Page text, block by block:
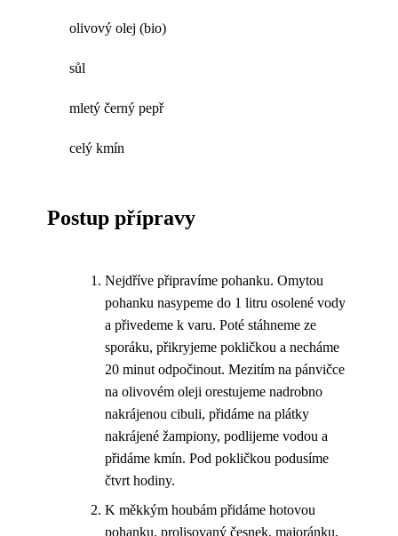
olivový olej (bio)
sůl
mletý černý pepř
celý kmín
Postup přípravy
Nejdříve připravíme pohanku. Omytou
pohanku nasypeme do 1 litru osolené vody
a přivedeme k varu. Poté stáhneme ze
sporáku, přikryjeme pokličkou a necháme
20 minut odpočinout. Mezitím na pánvičce
na olivovém oleji orestujeme nadrobno
nakrájenou cibuli, přidáme na plátky
nakrájené žampiony, podlijeme vodou a
přidáme kmín. Pod pokličkou podusíme
čtvrt hodiny.
K měkkým houbám přidáme hotovou
pohanku, prolisovaný česnek, majoránku,